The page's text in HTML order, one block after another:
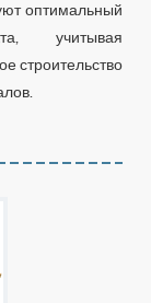
оптимальный
учитывая
строительство